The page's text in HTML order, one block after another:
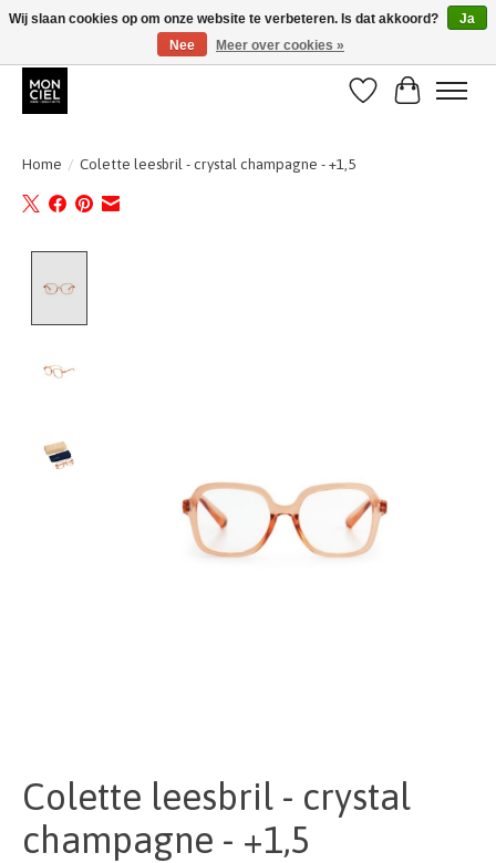
BE + NL : GRATIS VERZENDING van 31/07 t;e.m. 17/8
Verlanglijst
Home / Colette leesbril - crystal champagne - +1,5
Colette leesbril - crystal
champagne - +1,5
Wij slaan cookies op om onze website te verbeteren. Is dat akkoord?
Ja
Nee
Meer over cookies »